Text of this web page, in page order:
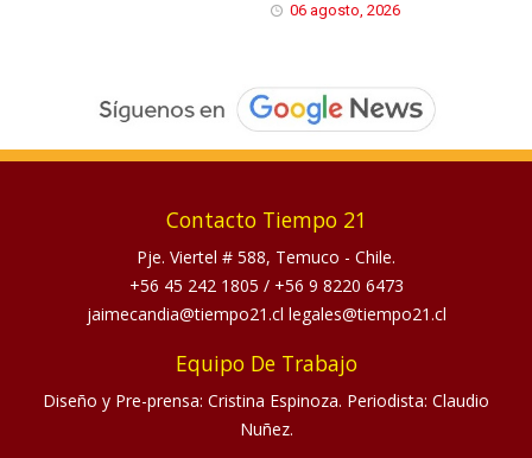
06 agosto, 2026
Contacto Tiempo 21
Pje. Viertel # 588, Temuco - Chile.
+56 45 242 1805 / +56 9 8220 6473
jaimecandia@tiempo21.cl legales@tiempo21.cl
Equipo De Trabajo
Diseño y Pre-prensa: Cristina Espinoza. Periodista: Claudio
Nuñez.